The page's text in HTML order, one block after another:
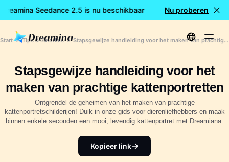
Seedance 2.5 is nu beschikbaar 🎉 Nieuw model
Nu proberen
Start Tips & Tutorials Stapsgewijze handleiding voor het maken van prachtige kattenportretten
Stapsgewijze handleiding voor het
maken van prachtige kattenportretten
Ontgrendel de geheimen van het maken van prachtige
kattenportretschilderijen! Duik in onze gids voor dierenliefhebbers en maak
binnen enkele seconden een mooi, levendig kattenportret met Dreamiana.
Kopieer link